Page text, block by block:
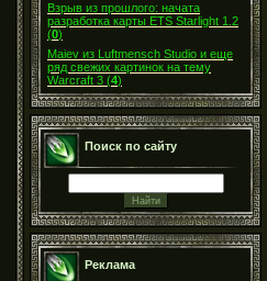
Взрыв из прошлого: начата
разработка карты ETS Starlight 1.2
(0)
Maiev из Luftmensch Studio и еще
ряд свежих картинок на тему
Warcraft 3 (4)
Поиск по сайту
Реклама